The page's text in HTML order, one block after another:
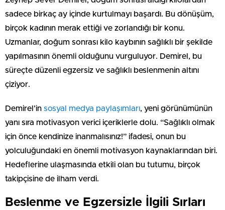
sadece birkaç ay içinde kurtulmayı başardı. Bu dönüşüm,
birçok kadının merak ettiği ve zorlandığı bir konu.
Uzmanlar, doğum sonrası kilo kaybının sağlıklı bir şekilde
yapılmasının önemli olduğunu vurguluyor. Demirel, bu
süreçte düzenli egzersiz ve sağlıklı beslenmenin altını
çiziyor.
Demirel’in sosyal medya paylaşımları, yeni görünümünün
yanı sıra motivasyon verici içeriklerle dolu. “Sağlıklı olmak
için önce kendinize inanmalısınız!” ifadesi, onun bu
yolculuğundaki en önemli motivasyon kaynaklarından biri.
Hedeflerine ulaşmasında etkili olan bu tutumu, birçok
takipçisine de ilham verdi.
Beslenme ve Egzersizle İlgili Sırları